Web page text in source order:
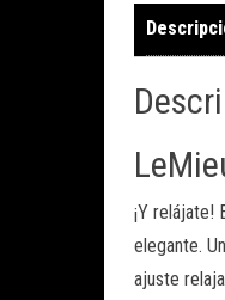
¡Y relájate!
elegante.
ajuste